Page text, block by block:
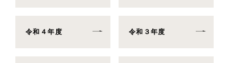
令和４年度 令和３年度